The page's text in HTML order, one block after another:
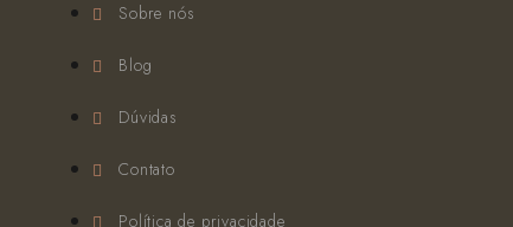
Sobre nós
Blog
Dúvidas
Contato
Política de privacidade